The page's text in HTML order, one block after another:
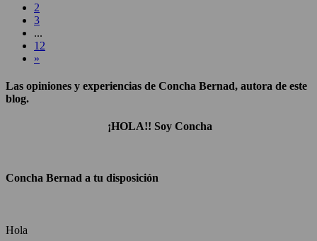
2
3
...
12
»
Las opiniones y experiencias de Concha Bernad, autora de este
blog.
¡HOLA!! Soy Concha
Concha Bernad a tu disposición
Hola